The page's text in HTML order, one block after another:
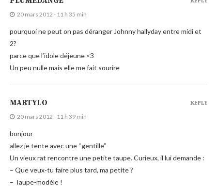
20 mars 2012 - 11 h 35 min
pourquoi ne peut on pas déranger Johnny hallyday entre midi et
2?
parce que l’idole déjeune <3
Un peu nulle mais elle me fait sourire
MARTYLO
20 mars 2012 - 11 h 39 min
bonjour
allez je tente avec une “gentille”
Un vieux rat rencontre une petite taupe. Curieux, il lui demande :
– Que veux-tu faire plus tard, ma petite ?
– Taupe-modèle !
REPLY